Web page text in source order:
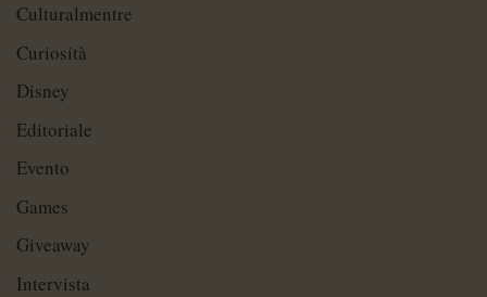
Culturalmentre
Curiosità
Disney
Editoriale
Evento
Games
Giveaway
Intervista